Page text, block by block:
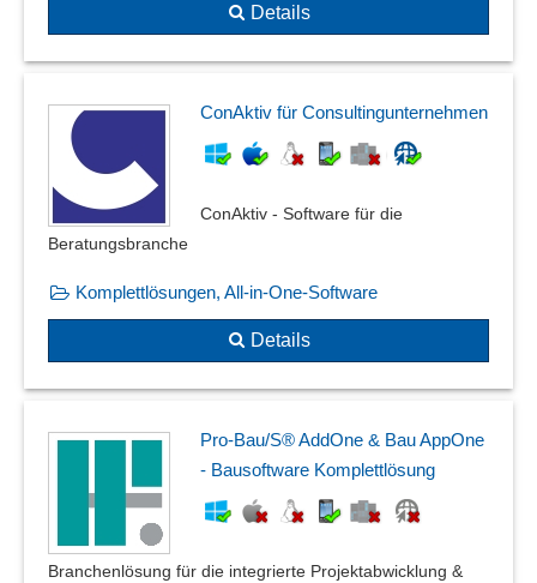
Details
ConAktiv für Consultingunternehmen
ConAktiv - Software für die
Beratungsbranche
Komplettlösungen, All-in-One-Software
Details
Pro-Bau/S® AddOne & Bau AppOne
- Bausoftware Komplettlösung
Branchenlösung für die integrierte Projektabwicklung &